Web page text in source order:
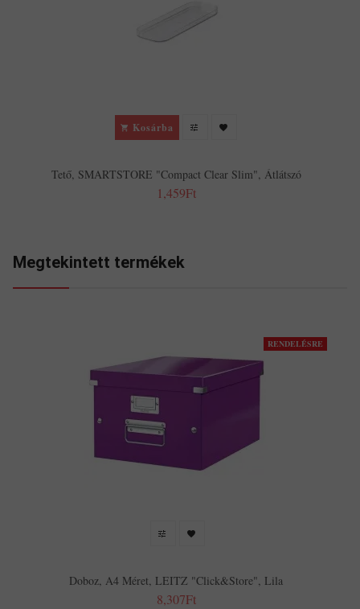
Kosárba
Tető, SMARTSTORE "Compact Clear Slim", Átlátszó
1,459Ft
Megtekintett termékek
RENDELÉSRE
Doboz, A4 Méret, LEITZ "Click&Store", Lila
8,307Ft